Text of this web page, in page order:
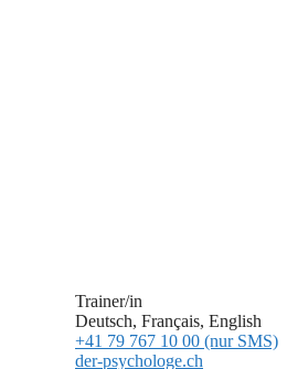
Trainer/in
Deutsch, Français, English
+41 79 767 10 00 (nur SMS)
der-psychologe.ch